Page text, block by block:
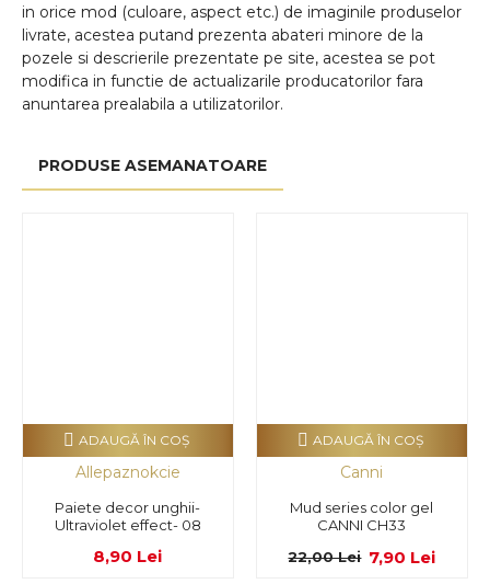
in orice mod (culoare, aspect etc.) de imaginile produselor
livrate, acestea putand prezenta abateri minore de la
pozele si descrierile prezentate pe site, acestea se pot
modifica in functie de actualizarile producatorilor fara
anuntarea prealabila a utilizatorilor.
PRODUSE ASEMANATOARE
Allepaznokcie
Paiete decor unghii-
Ultraviolet effect- 08
8,90 Lei
ADAUGĂ ÎN COŞ
Canni
Mud series color gel
CANNI CH33
7,90 Lei
22,00 Lei
ADAUGĂ ÎN COŞ